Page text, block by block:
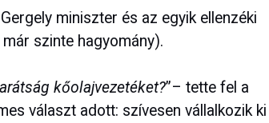
miniszter és az egyik ellenzéki
szinte hagyomány).
kőolajvezetéket?”– tette fel a
választ adott: szívesen vállalkozik ki